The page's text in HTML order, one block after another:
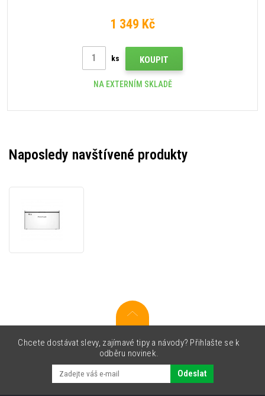
1 349 Kč
ks KOUPIT
NA EXTERNÍM SKLADĚ
Naposledy navštívené produkty
Chcete dostávat slevy, zajímavé tipy a návody? Přihlašte se k
odběru novinek.
Odeslat